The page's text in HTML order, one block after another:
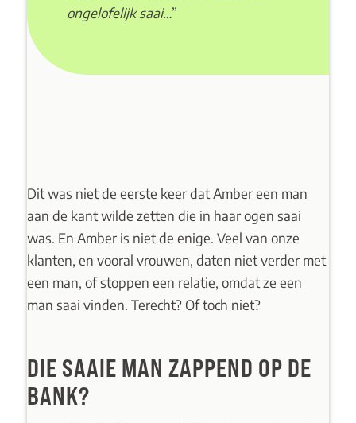
ongelofelijk saai…”
Dit was niet de eerste keer dat Amber een man
aan de kant wilde zetten die in haar ogen saai
was. En Amber is niet de enige. Veel van onze
klanten, en vooral vrouwen, daten niet verder met
een man, of stoppen een relatie, omdat ze een
man saai vinden. Terecht? Of toch niet?
DIE SAAIE MAN ZAPPEND OP DE
BANK?